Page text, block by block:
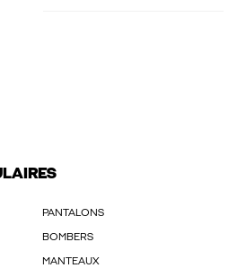
PANTALONS
BOMBERS
MANTEAUX